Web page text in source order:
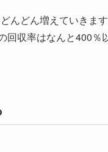
んどん増えていきま
回収率はなんと400％